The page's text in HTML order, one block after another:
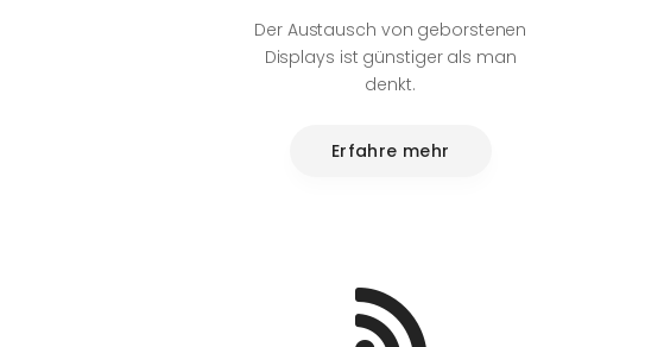
Der Austausch von geborstenen
Displays ist günstiger als man
denkt.
Erfahre mehr